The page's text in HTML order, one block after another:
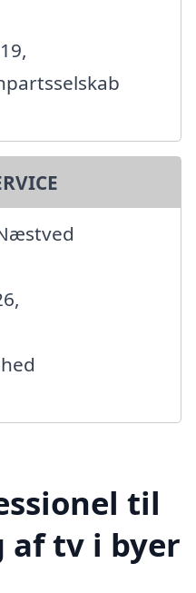
til
tv i byer